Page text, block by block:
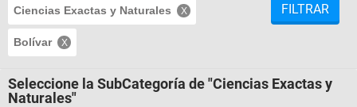
Ciencias Exactas y Naturales
Bolívar
FILTRAR
Seleccione la SubCategoría de "Ciencias Exactas y
Naturales"